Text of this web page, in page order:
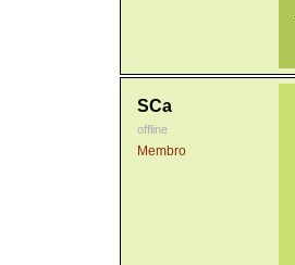
SCa
offline
Membro